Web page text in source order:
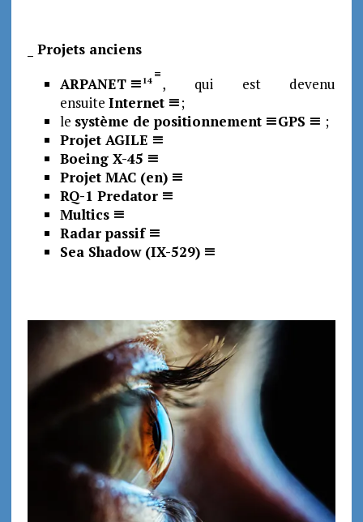
_ Projets anciens
ARPANET
14
, qui est devenu
ensuite Internet
;
le système de positionnement GPS
;
Projet AGILE
Boeing X-45
Projet MAC (en)
RQ-1 Predator
Multics
Radar passif
Sea Shadow (IX-529)